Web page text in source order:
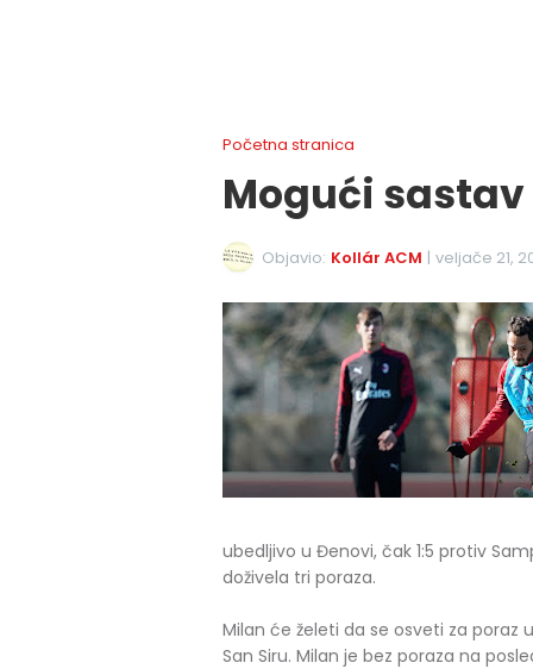
Početna stranica
Mogući
Objavio: Kollár ACM | veljače 21,
ubedljivo u Đenovi, čak 1:5 protiv
doživela tri poraza.
Milan će želeti da se osveti za poraz
San Siru. Milan je bez poraza na